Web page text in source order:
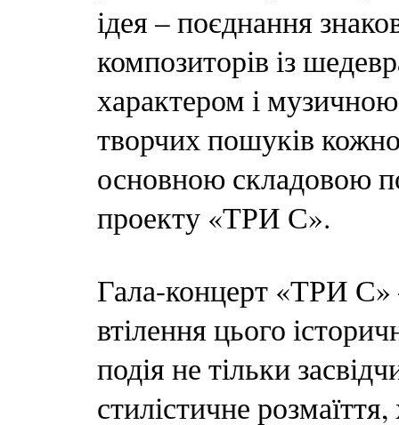
ідея – поєднання
композиторів із
характером і
творчих пошуків
основною складовою
проекту «ТРИ С».
Гала-концерт «ТРИ С»
втілення цього
подія не тільки
стилістичне